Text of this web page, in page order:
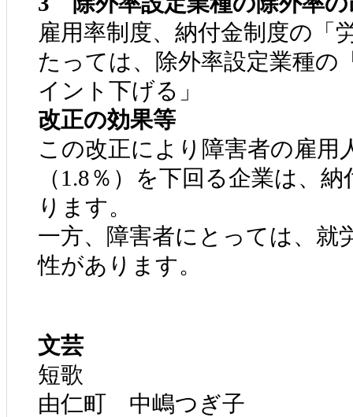
雇用率制度、納付金制度の「
たっては、除外率設定業種の
イント下げる」
改正の効果等
この改正により障害者の雇用
（1.8％）を下回る企業は、
ります。
一方、障害者にとっては、就
性があります。
文芸
短歌
由仁町 中嶋つぎ子